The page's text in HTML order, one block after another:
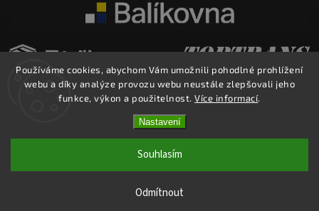
Používáme cookies, abychom Vám umožnili pohodlné prohlížení
webu a díky analýze provozu webu neustále zlepšovali jeho
funkce, výkon a použitelnost.Více informací.
Nastavení
Odmítnout
Souhlasím
E-SHOP MILATA. Všechna práva vyhrazena.
Upravit nastavení cookies